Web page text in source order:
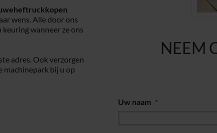
wens. Alle door ons
wanneer ze ons
adres. Ook verzorgen
machinepark bij u op
NEEM
Uw naam *